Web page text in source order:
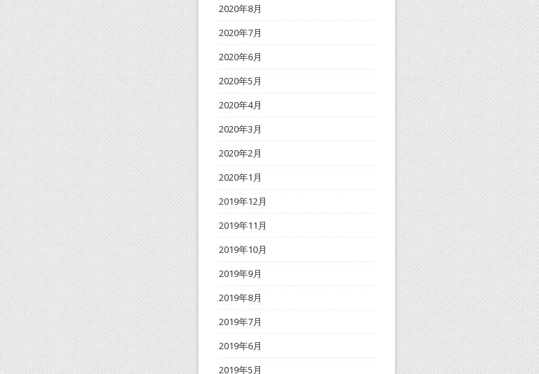
2020年8月
2020年7月
2020年6月
2020年5月
2020年4月
2020年3月
2020年2月
2020年1月
2019年12月
2019年11月
2019年10月
2019年9月
2019年8月
2019年7月
2019年6月
2019年5月